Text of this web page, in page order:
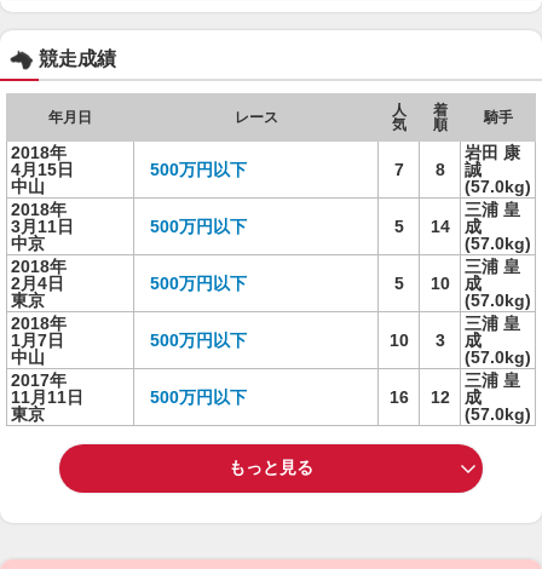
競走成績
年月日 レース
人
気
着
順
騎手
2018年
4月15日
中山
500万円以下 7 8
岩田 康
誠
(57.0kg)
2018年
3月11日
中京
500万円以下 5 14
三浦 皇
成
(57.0kg)
2018年
2月4日
東京
500万円以下 5 10
三浦 皇
成
(57.0kg)
2018年
1月7日
中山
500万円以下 10 3
三浦 皇
成
(57.0kg)
2017年
11月11日
東京
500万円以下 16 12
三浦 皇
成
(57.0kg)
もっと見る